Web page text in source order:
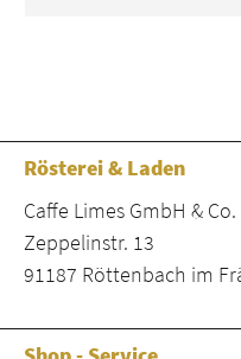
Rösterei & Laden
Caffe Limes GmbH & Co.
Zeppelinstr. 13
91187 Röttenbach im